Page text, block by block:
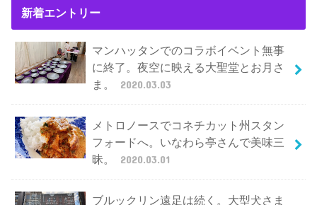
新着エントリー
マンハッタンでのコラボイベント無事
に終了。夜空に映える大聖堂とお月さ
ま。
2020.03.03
メトロノースでコネチカット州スタン
フォードへ。いなわら亭さんで美味三
昧。
2020.03.01
ブルックリン遠足は続く。大型犬さま